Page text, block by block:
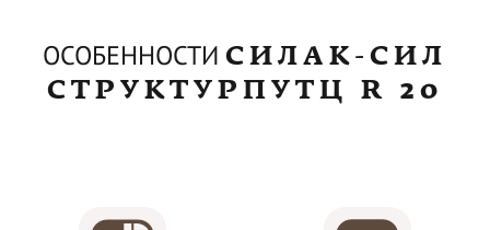
ОСОБЕННОСТИ СИЛАК-СИЛ
СТРУКТУРПУТЦ R 20